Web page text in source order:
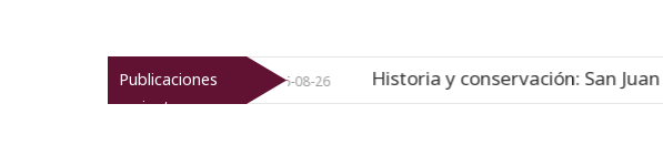
Publicaciones
recientes
06-08-26 Historia y conservación: San Juan Bautista de